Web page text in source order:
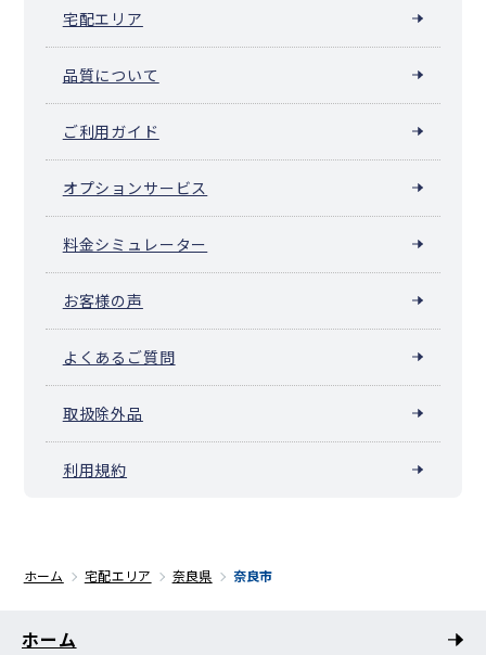
宅配エリア
品質について
ご利用ガイド
オプションサービス
料金シミュレーター
お客様の声
よくあるご質問
取扱除外品
利用規約
ホーム 宅配エリア 奈良県 奈良市
ホーム